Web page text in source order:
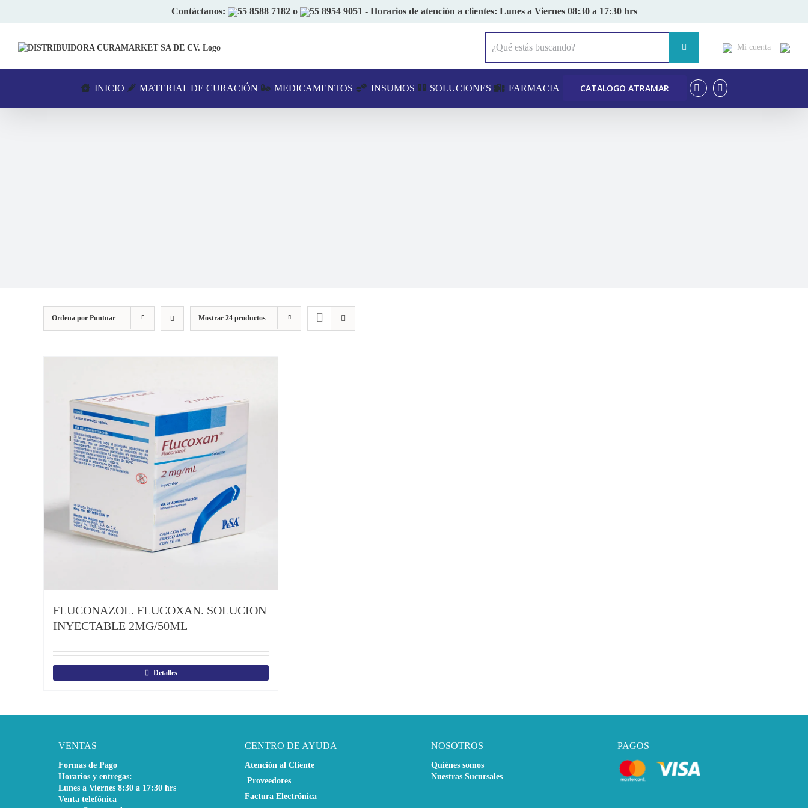
Contáctanos: 55 8588 7182o 55 8954 9051 - Horarios de atención a clientes: Lunes a Viernes 08:30 a 17:30 hrs
Mi cuenta
INICIO MATERIAL DE CURACIÓN MEDICAMENTOS INSUMOS SOLUCIONES FARMACIA CATALOGO ATRAMAR
Ordena por Puntuar Mostrar 24 productos
FLUCONAZOL. FLUCOXAN. SOLUCION
INYECTABLE 2MG/50ML
Detalles
VENTAS
Formas de Pago
Horarios y entregas:
Lunes a Viernes 8:30 a 17:30 hrs
Venta telefónica
CENTRO DE AYUDA
Atención al Cliente
Proveedores
Factura Electrónica
NOSOTROS
Quiénes somos
Nuestras Sucursales
PAGOS